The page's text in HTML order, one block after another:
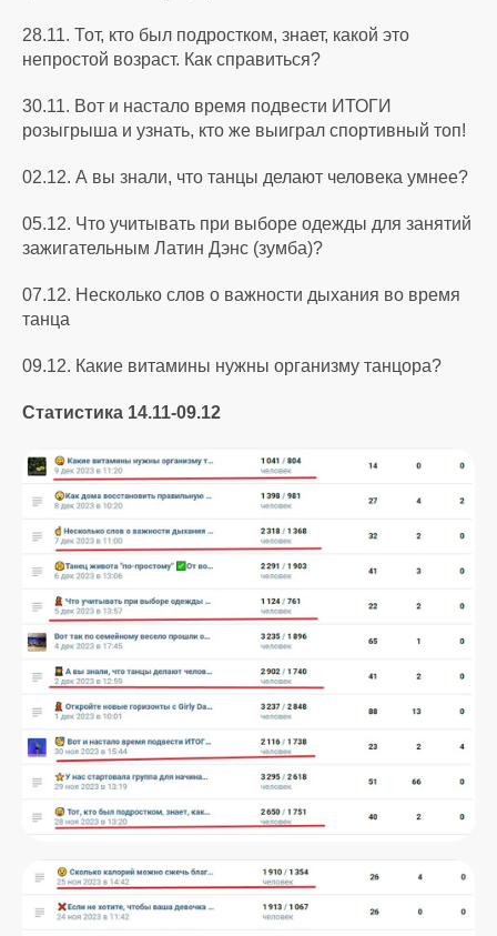
28.11. Тот, кто был подростком, знает, какой это
непростой возраст. Как справиться?
30.11. Вот и настало время подвести ИТОГИ
розыгрыша и узнать, кто же выиграл спортивный топ!
02.12. А вы знали, что танцы делают человека умнее?
05.12. Что учитывать при выборе одежды для занятий
зажигательным Латин Дэнс (зумба)?
07.12. Несколько слов о важности дыхания во время
танца
09.12. Какие витамины нужны организму танцора?
Статистика 14.11-09.12